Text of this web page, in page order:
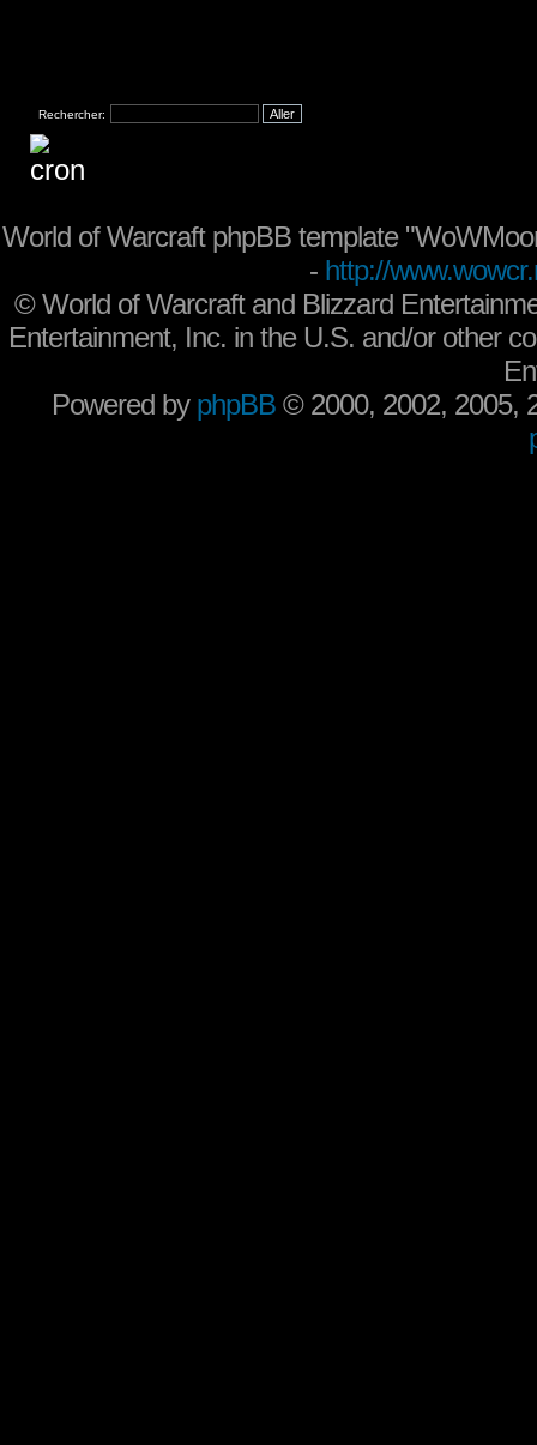
Rechercher:
World of Warcraft phpBB template
- http://
©World of Warcraft and Blizzard
Entertainment, Inc. in the U.S. and/or other
Powered by phpBB © 2000, 2002, 2005,